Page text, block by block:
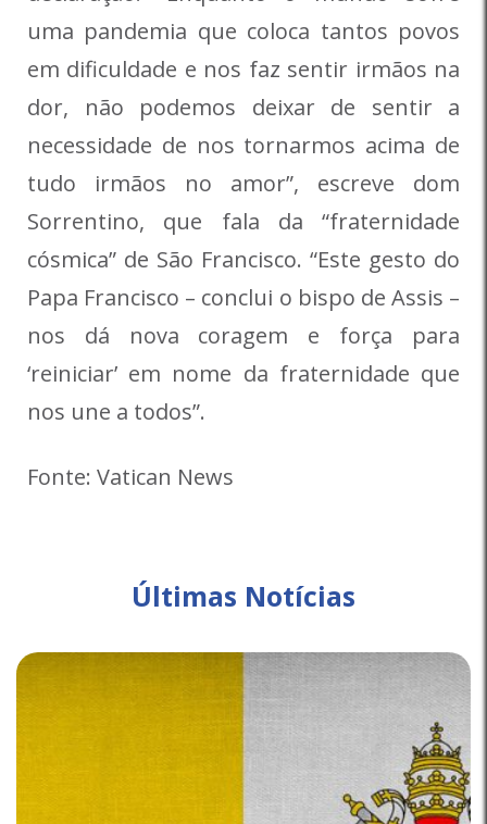
uma pandemia que coloca tantos povos
em dificuldade e nos faz sentir irmãos na
dor, não podemos deixar de sentir a
necessidade de nos tornarmos acima de
tudo irmãos no amor”, escreve dom
Sorrentino, que fala da “fraternidade
cósmica” de São Francisco. “Este gesto do
Papa Francisco – conclui o bispo de Assis –
nos dá nova coragem e força para
‘reiniciar’ em nome da fraternidade que
nos une a todos”.
Fonte: Vatican News
Últimas Notícias